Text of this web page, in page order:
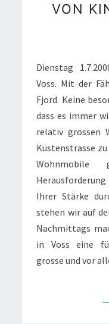
VON
Dienstag
Voss. Mit der
Fjord. Keine
dass es immer
relativ grossen
Küstenstrasse
Ihrer Stärke
stehen wir auf
Nachmittags
in Voss eine
grosse und vor